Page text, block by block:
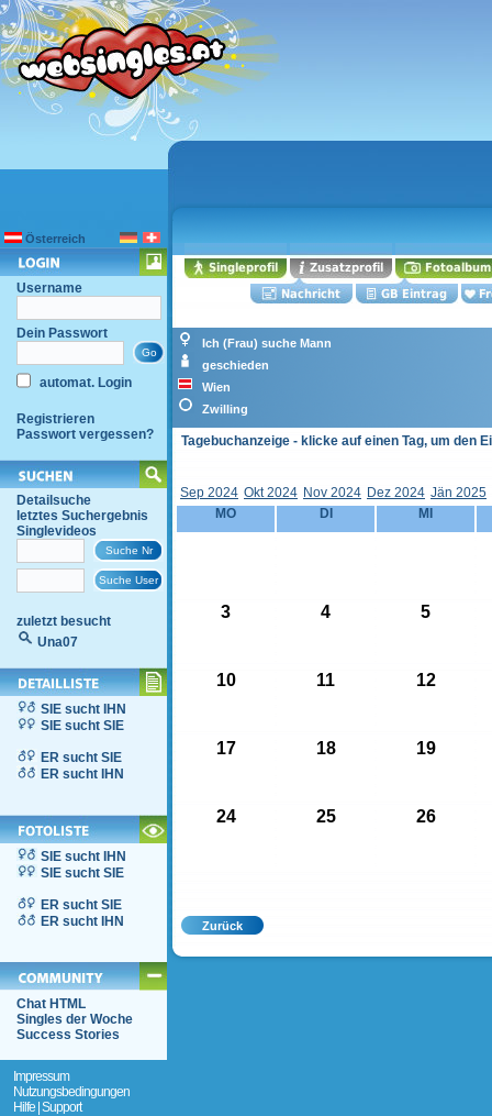
Österreich
Username
Dein Passwort
automat. Login
Registrieren
Passwort vergessen?
Detailsuche
letztes Suchergebnis
Singlevideos
zuletzt besucht
Una07
SIE sucht IHN
SIE sucht SIE
ER sucht SIE
ER sucht IHN
SIE sucht IHN
SIE sucht SIE
ER sucht SIE
ER sucht IHN
Chat HTML
Singles der Woche
Success Stories
Impressum
Nutzungsbedingungen
Hilfe | Support
Ich (Frau) suche Mann
geschieden
Wien
Zwilling
Tagebuchanzeige - klicke auf einen Tag, um den
Sep 2024 Okt 2024 Nov 2024 Dez 2024 Jän 2025
MO
DI MI
3 4 5
10 11 12
17 18 19
24 25 26